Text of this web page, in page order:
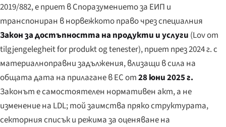
2019/882, е приет в Споразумението за ЕИП и
транспониран в норвежкото право чрез специалния
Закон за достъпността на продукти и услуги (Lov om
tilgjengelegheit for produkt og tenester), приет през 2024 г. с
материалноправни задължения, влизащи в сила на
общата дата на прилагане в ЕС от28 юни 2025 г.
Законът е самостоятелен нормативен акт, а не
изменение на LDL; той заимства пряко структурата,
секторния списък и режима за оценяване на